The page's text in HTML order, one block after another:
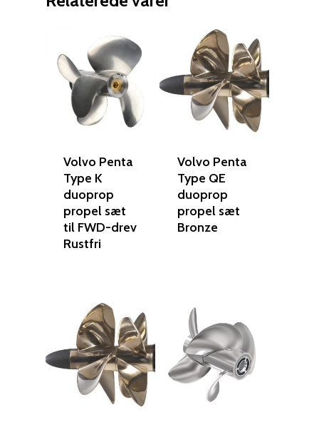
Volvo Penta
Type K
duoprop
propel sæt
til FWD-drev
Rustfri
Volvo Penta
Type QE
duoprop
propel sæt
Bronze